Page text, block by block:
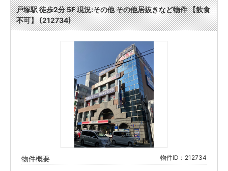
戸塚駅 徒歩2分 5F 現況:その他 その他居抜きなど物件 【飲食
不可】 (212734)
物件概要 物件ID：212734